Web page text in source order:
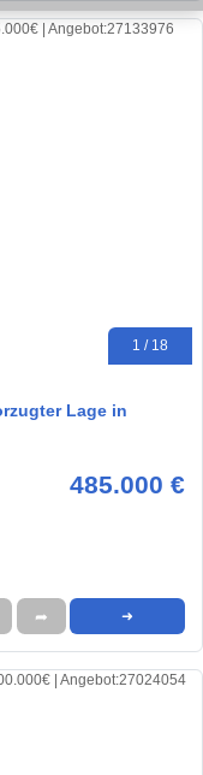
1 / 18
Lage in
485.000 €
➦ ➜